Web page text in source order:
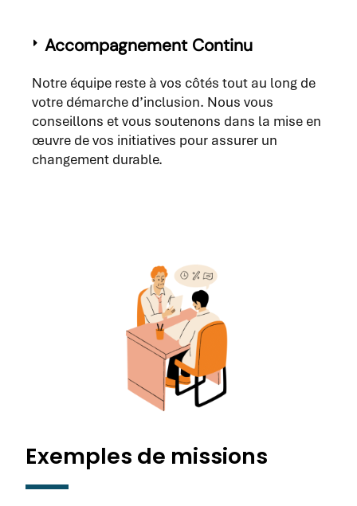
Accompagnement Continu
Notre équipe reste à vos côtés tout au long de
votre démarche d’inclusion. Nous vous
conseillons et vous soutenons dans la mise en
œuvre de vos initiatives pour assurer un
changement durable.
Exemples de missions